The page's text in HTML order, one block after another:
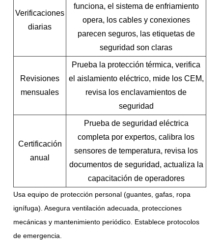
Verificaciones
diarias
funciona, el sistema de enfriamiento
opera, los cables y conexiones
parecen seguros, las etiquetas de
seguridad son claras
Revisiones
mensuales
Prueba la protección térmica, verifica
el aislamiento eléctrico, mide los CEM,
revisa los enclavamientos de
seguridad
Certificación
anual
Prueba de seguridad eléctrica
completa por expertos, calibra los
sensores de temperatura, revisa los
documentos de seguridad, actualiza la
capacitación de operadores
Usa equipo de protección personal (guantes, gafas, ropa
ignífuga). Asegura ventilación adecuada, protecciones
mecánicas y mantenimiento periódico. Establece protocolos
de emergencia.